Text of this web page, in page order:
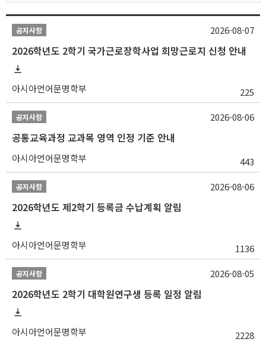
공지사항
2026학년도 2학기 국가근로장학사업 희망근로지 신청 안내
아시아언어문명학부 225
2026-08-07
공지사항
공통교육과정 교과목 영역 인정 기준 안내
아시아언어문명학부 443
2026-08-06
공지사항
2026학년도 제2학기 등록금 수납계획 알림
아시아언어문명학부 1136
2026-08-06
공지사항
2026학년도 2학기 대학원연구생 등록 일정 알림
아시아언어문명학부 2228
2026-08-05